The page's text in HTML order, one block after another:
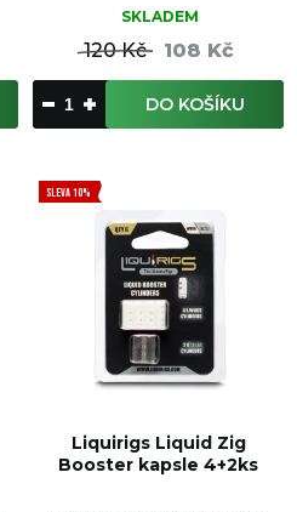
SKLADEM
120 Kč 108 Kč
DO KOŠÍKU
SLEVA 10%
Liquirigs Liquid Zig
Booster kapsle 4+2ks